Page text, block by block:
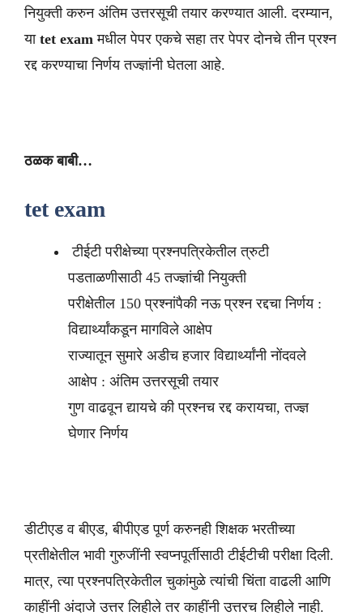
नियुक्‍ती करुन अंतिम उत्तरसूची तयार करण्यात आली. दरम्यान,
या tet exam मधील पेपर एकचे सहा तर पेपर दोनचे तीन प्रश्‍न
रद्द करण्याचा निर्णय तज्ज्ञांनी घेतला आहे.
ठळक बाबी…
tet exam
टीईटी परीक्षेच्या प्रश्‍नपत्रिकेतील त्रुटी
पडताळणीसाठी 45 तज्ज्ञांची नियुक्‍ती
परीक्षेतील 150 प्रश्‍नांपैकी नऊ प्रश्‍न रद्दचा निर्णय :
विद्यार्थ्यांकडून मागविले आक्षेप
राज्यातून सुमारे अडीच हजार विद्यार्थ्यांनी नोंदवले
आक्षेप : अंतिम उत्तरसूची तयार
गुण वाढवून द्यायचे की प्रश्‍नच रद्द करायचा, तज्ज्ञ
घेणार निर्णय
डीटीएड व बीएड, बीपीएड पूर्ण करुनही शिक्षक भरतीच्या
प्रतीक्षेतील भावी गुरुजींनी स्वप्नपूर्तीसाठी टीईटीची परीक्षा दिली.
मात्र, त्या प्रश्‍नपत्रिकेतील चुकांमुळे त्यांची चिंता वाढली आणि
काहींनी अंदाजे उत्तर लिहीले तर काहींनी उत्तरच लिहीले नाही.